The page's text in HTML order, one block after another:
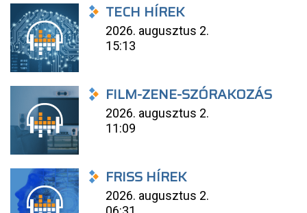
TECH HÍREK
2026. augusztus 2.
15:13
FILM-ZENE-SZÓRAKOZÁS
2026. augusztus 2.
11:09
FRISS HÍREK
2026. augusztus 2.